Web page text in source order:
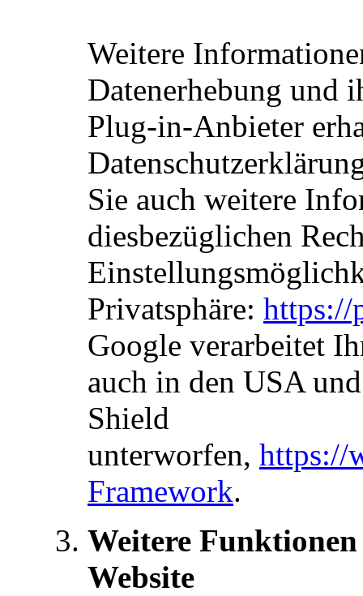
Weitere
Datenerhebung und
Plug-in-Anbieter
Sie auch weitere
diesbezüglichen
Privatsphäre: https://
Google verarbeitet
auch in den USA
Shield
unterworfen, https://
Framework.
Weitere
Website